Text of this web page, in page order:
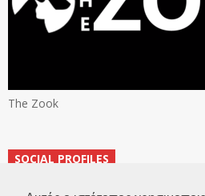
The Zook
SOCIAL PROFILES